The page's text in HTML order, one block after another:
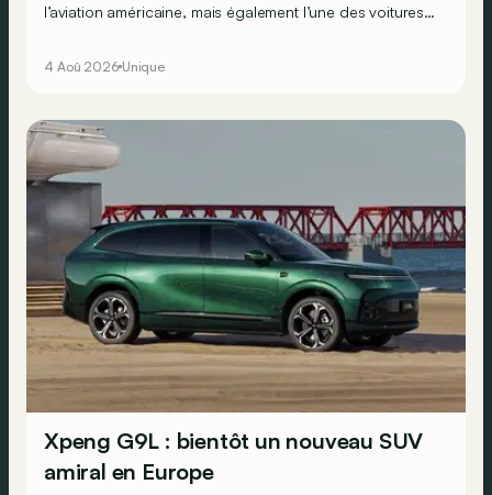
l’aviation américaine, mais également l’une des voitures
4 Aoû 2026 Unique
Xpeng G9L : bientôt un nouveau SUV
amiral en Europe